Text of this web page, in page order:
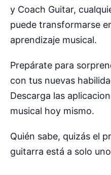
y Coach Guitar,
puede transformarse
aprendizaje musical.
Prepárate para
con tus nuevas
Descarga las
musical hoy mismo.
Quién sabe, quizás el
guitarra está a solo